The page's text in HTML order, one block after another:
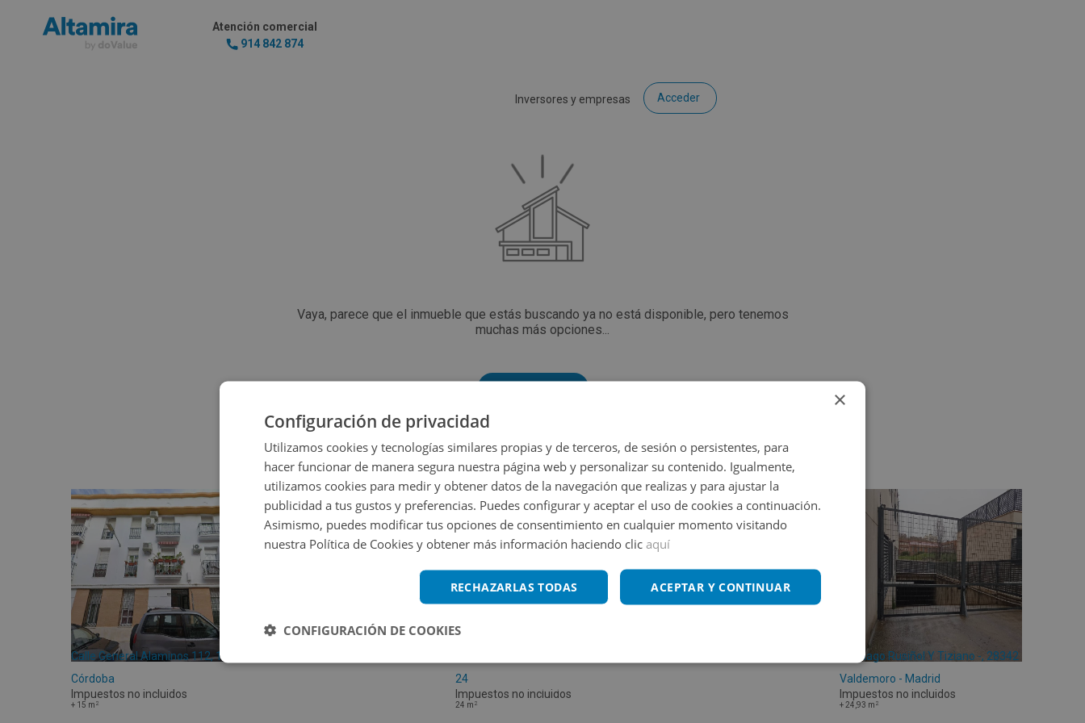
Atención comercial
914 842 874
Inversores y empresas Acceder
Vaya, parece que el inmueble que estás buscando ya no está disponible, pero tenemos
muchas más opciones...
Calle General Alaminos 112, 14900 Lucena -
Córdoba
Impuestos no incluidos
+ 15 m 2
24
Impuestos no incluidos
24 m 2
Santiago Rusiñol Y Tiziano -, 28342
Valdemoro - Madrid
Impuestos no incluidos
+24,93 m 2
×
Configuración de privacidad
Utilizamos cookies y tecnologías similares propias y de terceros, de sesión o persistentes, para
hacer funcionar de manera segura nuestra página web y personalizar su contenido. Igualmente,
utilizamos cookies para medir y obtener datos de la navegación que realizas y para ajustar la
publicidad a tus gustos y preferencias. Puedes configurar y aceptar el uso de cookies a continuación.
Asimismo, puedes modificar tus opciones de consentimiento en cualquier momento visitando
nuestra Política de Cookies y obtener más información haciendo clic aquí
ACEPTAR Y CONTINUAR
RECHAZARLAS TODAS
CONFIGURACIÓN DE COOKIES